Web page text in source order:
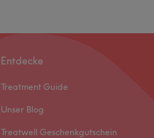
Entdecke
Treatment Guide
Unser Blog
Treatwell Geschenkgutschein